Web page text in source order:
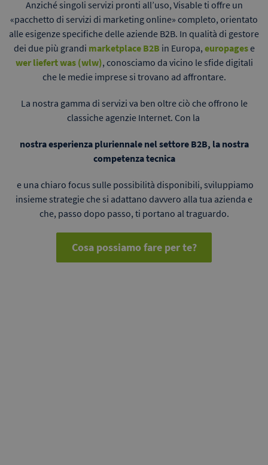
Anziché singoli servizi pronti all’uso, Visable ti offre un
«pacchetto di servizi di marketing online» completo, orientato
alle esigenze specifiche delle aziende B2B. In qualità di gestore
dei due più grandi marketplace B2B in Europa, europagese
wer liefert was (wlw), conosciamo da vicino le sfide digitali
che le medie imprese si trovano ad affrontare.
La nostra gamma di servizi va ben oltre ciò che offrono le
classiche agenzie Internet. Con la
nostra esperienza pluriennale nel settore B2B, la nostra
competenza tecnica
e una chiaro focus sulle possibilità disponibili, sviluppiamo
insieme strategie che si adattano davvero alla tua azienda e
che, passo dopo passo, ti portano al traguardo.
Cosa possiamo fare per te?